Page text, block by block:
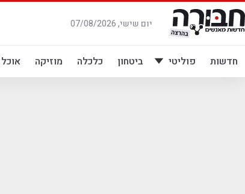
דלג
לתוכן
יום שישי, 07/08/2026
חדשות פוליטי ביטחון כלכלה מוזיקה